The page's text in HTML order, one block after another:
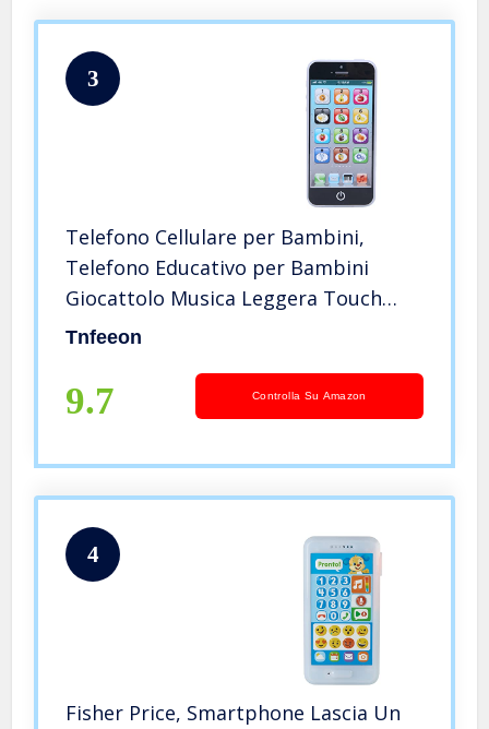
3
Telefono Cellulare per Bambini,
Telefono Educativo per Bambini
Giocattolo Musica Leggera Touch
Screen Telefono Cellulare Giocattolo
Ragazze Ragazzi(Nero)
Tnfeeon
9.7 Controlla Su Amazon
4
Fisher Price, Smartphone Lascia Un